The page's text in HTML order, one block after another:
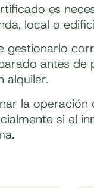
es
local o
gestionarlo
antes de
alquiler.
la operación
si el